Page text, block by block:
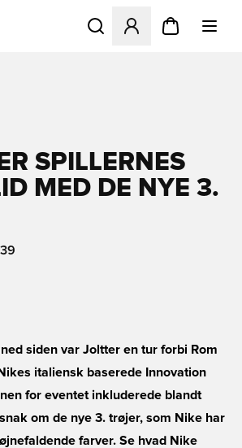
Åbner en Modal til at
SPILLERNES
MED DE NYE 3.
siden var Joltter en tur forbi Rom
italiensk baserede Innovation
for eventet inkluderede blandt
om de nye 3. trøjer, som Nike har
farver. Se hvad Nike